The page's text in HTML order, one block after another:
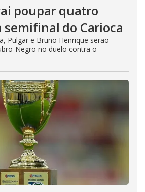
poupar quatro
do Carioca
Pulgar e Bruno Henrique serão
Negro no duelo contra o